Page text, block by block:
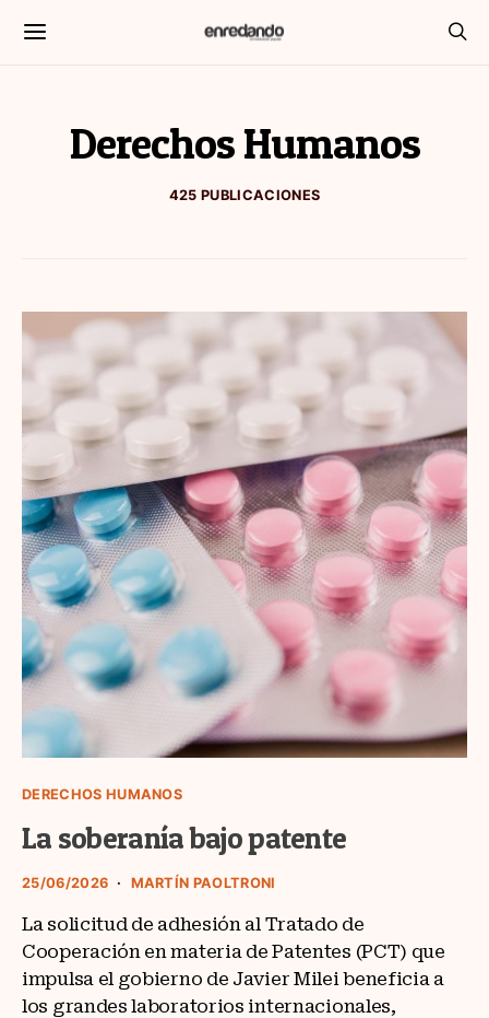
Derechos Humanos
425 PUBLICACIONES
DERECHOS HUMANOS
La soberanía bajo patente
25/06/2026 MARTÍN PAOLTRONI
La solicitud de adhesión al Tratado de
Cooperación en materia de Patentes (PCT) que
impulsa el gobierno de Javier Milei beneficia a
los grandes laboratorios internacionales,